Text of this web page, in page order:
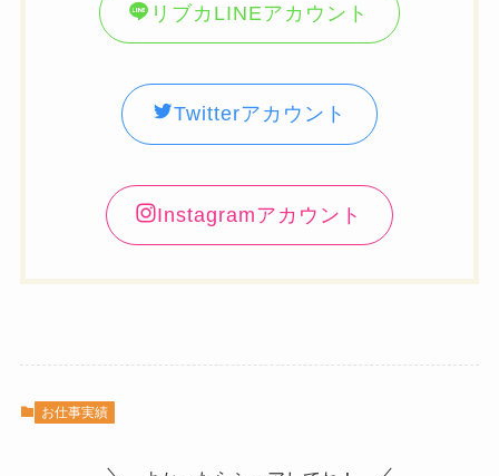
リブカLINEアカウント
Twitterアカウント
Instagramアカウント
お仕事実績